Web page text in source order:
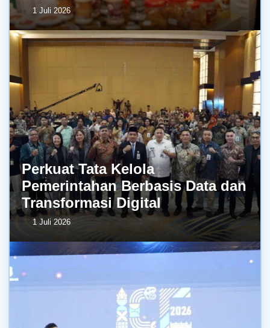
1 Juli 2026
Perkuat Tata Kelola
Pemerintahan Berbasis Data dan
Transformasi Digital
1 Juli 2026